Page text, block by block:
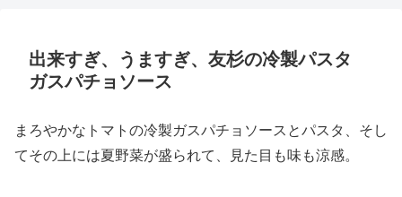
出来すぎ、うますぎ、友杉の冷製パスタ
ガスパチョソース
まろやかなトマトの冷製ガスパチョソースとパスタ、そし
てその上には夏野菜が盛られて、見た目も味も涼感。